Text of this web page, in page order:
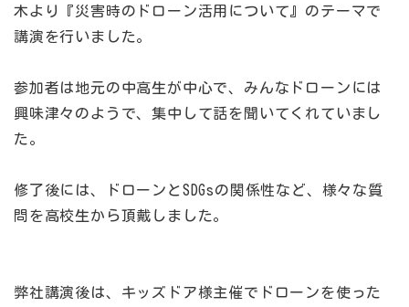
木より『災害時のドローン活用について』のテーマで
講演を行いました。
参加者は地元の中高生が中心で、みんなドローンには
興味津々のようで、集中して話を聞いてくれていまし
た。
修了後には、ドローンとSDGsの関係性など、様々な質
問を高校生から頂戴しました。
弊社講演後は、キッズドア様主催でドローンを使った